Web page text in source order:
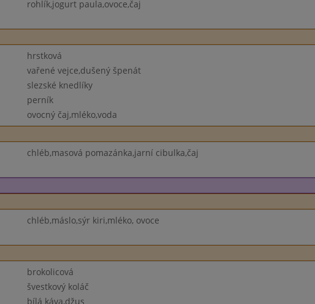
rohlík,jogurt paula,ovoce,čaj
hrstková
vařené vejce,dušený špenát
slezské knedlíky
perník
ovocný čaj,mléko,voda
chléb,masová pomazánka,jarní cibulka,čaj
chléb,máslo,sýr kiri,mléko, ovoce
brokolicová
švestkový koláč
bílá káva,džus